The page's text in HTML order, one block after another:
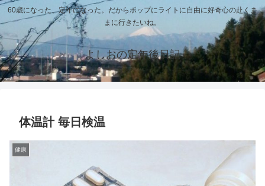
60歳になった、定年になった。だからポップにライトに自由に好奇心の赴くま
まに行きたいね。
よしおの定年後日記
体温計 毎日検温
健康